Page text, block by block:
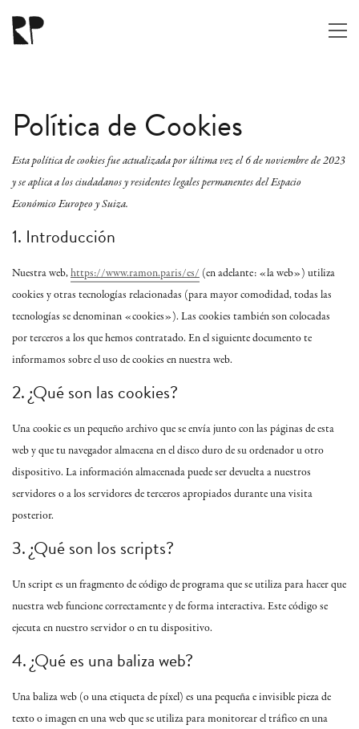
Política de Cookies
Esta política de cookies fue actualizada por última vez el 6 de noviembre de 2023
y se aplica a los ciudadanos y residentes legales permanentes del Espacio
Económico Europeo y Suiza.
1. Introducción
Nuestra web,https://www.ramon.paris/es/ (en adelante: «la web») utiliza
cookies y otras tecnologías relacionadas (para mayor comodidad, todas las
tecnologías se denominan «cookies»). Las cookies también son colocadas
por terceros a los que hemos contratado. En el siguiente documento te
informamos sobre el uso de cookies en nuestra web.
2. ¿Qué son las cookies?
Una cookie es un pequeño archivo que se envía junto con las páginas de esta
web y que tu navegador almacena en el disco duro de su ordenador u otro
dispositivo. La información almacenada puede ser devuelta a nuestros
servidores o a los servidores de terceros apropiados durante una visita
posterior.
3. ¿Qué son los scripts?
Un script es un fragmento de código de programa que se utiliza para hacer que
nuestra web funcione correctamente y de forma interactiva. Este código se
ejecuta en nuestro servidor o en tu dispositivo.
4. ¿Qué es una baliza web?
Una baliza web (o una etiqueta de píxel) es una pequeña e invisible pieza de
texto o imagen en una web que se utiliza para monitorear el tráfico en una